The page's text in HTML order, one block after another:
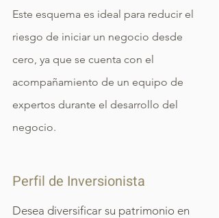
Este esquema es ideal para reducir el
riesgo de iniciar un negocio desde
cero, ya que se cuenta con el
acompañamiento de un equipo de
expertos durante el desarrollo del
negocio.
Perfil de Inversionista
Desea diversificar su patrimonio en